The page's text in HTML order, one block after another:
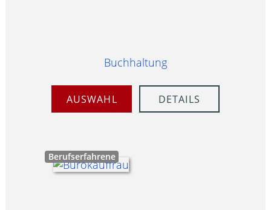
Buchhaltung
AUSWAHL DETAILS
Berufserfahrene